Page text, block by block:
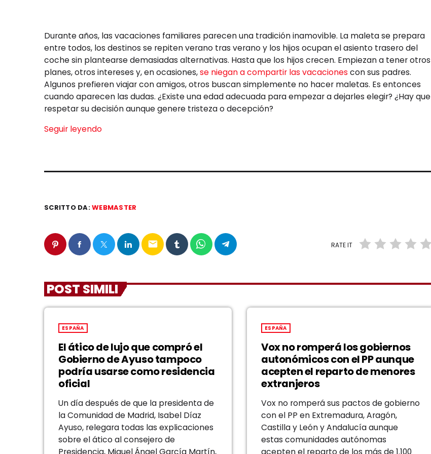
Durante años, las vacaciones familiares parecen una tradición inamovible. La maleta se prepara
entre todos, los destinos se repiten verano tras verano y los hijos ocupan el asiento trasero del
coche sin plantearse demasiadas alternativas. Hasta que los hijos crecen. Empiezan a tener otros
planes, otros intereses y, en ocasiones,se niegan a compartir las vacaciones con sus padres.
Algunos prefieren viajar con amigos, otros buscan simplemente no hacer maletas. Es entonces
cuando aparecen las dudas. ¿Existe una edad adecuada para empezar a dejarles elegir? ¿Hay que
respetar su decisión aunque genere tristeza o decepción?
Seguir leyendo
SCRITTO DA:WEBMASTER
email RATE IT
POST SIMILI
ESPAÑA
El ático de lujo que compró el
Gobierno de Ayuso tampoco
podría usarse como residencia
oficial
Un día después de que la presidenta de
la Comunidad de Madrid, Isabel Díaz
Ayuso, relegara todas las explicaciones
sobre el ático al consejero de
Presidencia, Miguel Ángel García Martín,
ESPAÑA
Vox no romperá los gobiernos
autonómicos con el PP aunque
acepten el reparto de menores
extranjeros
Vox no romperá sus pactos de gobierno
con el PP en Extremadura, Aragón,
Castilla y León y Andalucía aunque
estas comunidades autónomas
acepten el reparto de los más de 1.100